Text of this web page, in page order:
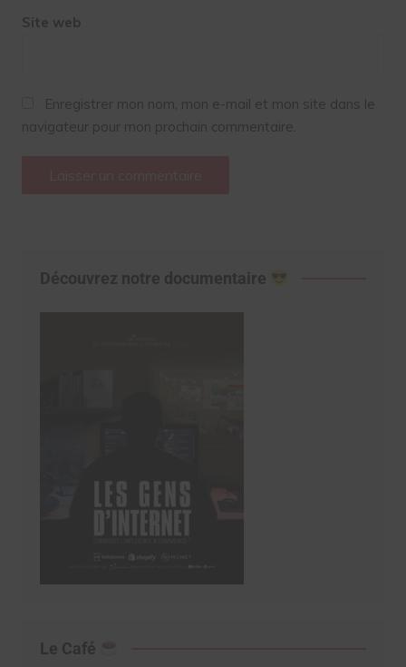
Site web
Enregistrer mon nom, mon e-mail et mon site dans le
navigateur pour mon prochain commentaire.
Découvrez notre documentaire
Le Café